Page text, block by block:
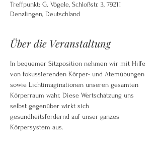
Treffpunkt: G. Vögele, Schloßstr. 3, 79211
Denzlingen, Deutschland
Über die Veranstaltung
In bequemer Sitzposition nehmen wir mit Hilfe
von fokussierenden Körper- und Atemübungen
sowie Lichtimaginationen unseren gesamten
Körperraum wahr. Diese Wertschätzung uns
selbst gegenüber wirkt sich
gesundheitsfördernd auf unser ganzes
Körpersystem aus.